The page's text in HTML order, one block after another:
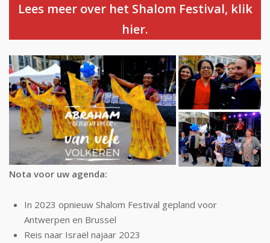
Lees meer over het Shalom Festival, klik
hier.
Nota voor uw agenda:
In 2023 opnieuw Shalom Festival gepland voor
Antwerpen en Brussel
Reis naar Israël najaar 2023